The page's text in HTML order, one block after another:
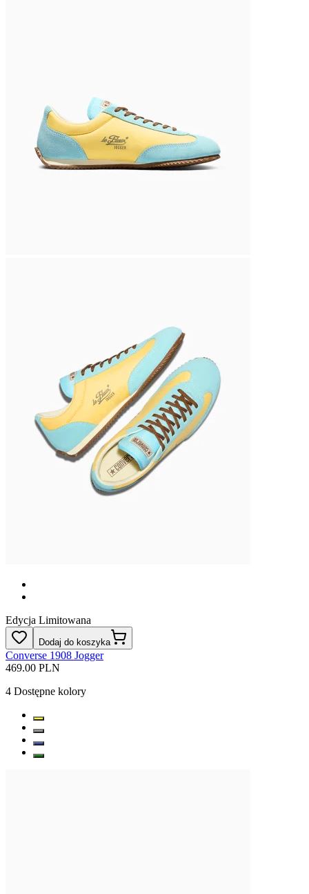
Edycja Limitowana
Dodaj do koszyka
Converse 1908 Jogger
469.00 PLN
4 Dostępne kolory